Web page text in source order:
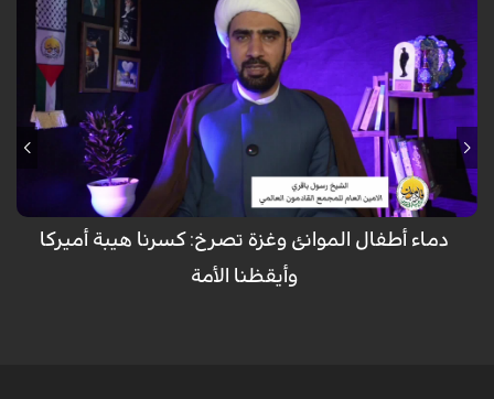
في حلقة استثنائية من برنامج "قادمون" المخصص لأطفال الشهداء، وبمشاركة
الدكتور عبد الهادي أوانج من ماليزيا والشيخ خالد الملا، أكد المحللون أن دماء
الأطفال المظلومين في ميناء (بندرعباس) وغزة ليست مجرد مأساة عابرة، بل
"صرخة وجدان الإنسانية" التي فضحت زيف القوى الكبرى وكسرت الهيمنة
العسكرية والإعلامية الأميركية. وشدّد الضيوف على أن هذه الدماء الطاهرة
أوقظت الأمة الإسلامية من سباتها، محوّلة إياها من موقع المتفرج إلى فاعل
مؤثر، داعين إلى الوحدة والنصرة للمظلومين في فلسطين وإيران، ومشيرين إلى
أن التكاتف الشعبي والعلمائي (المرجعية في العراق) أثبت فشل الحصار
الصهيوأميركي
دماء أطفال الموانئ وغزة تصرخ: كسرنا هيبة أميركا
وأيقظنا الأمة